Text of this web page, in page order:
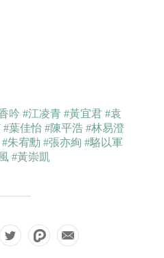
吟 #江凌青 #黃宜君 #袁
#葉佳怡 #陳平浩 #林易澄
#朱宥勳 #張亦絢 #駱以軍
#黃崇凱